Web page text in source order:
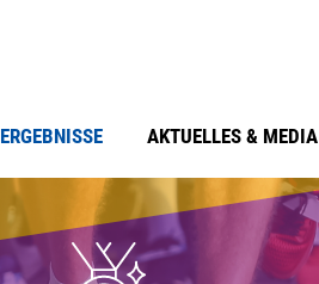
ERGEBNISSE AKTUELLES & MEDIA